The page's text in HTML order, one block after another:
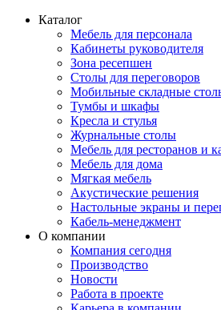
Каталог
Мебель для персонала
Кабинеты руководителя
Зона ресепшен
Столы для переговоров
Мобильные складные
Тумбы и шкафы
Кресла и стулья
Журнальные столы
Мебель для ресторанов и
Мебель для дома
Мягкая мебель
Акустические решения
Настольные экраны и
Кабель-менеджмент
О компании
Компания сегодня
Производство
Новости
Работа в проекте